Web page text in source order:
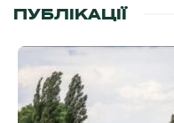
ПУБЛІКАЦІЇ